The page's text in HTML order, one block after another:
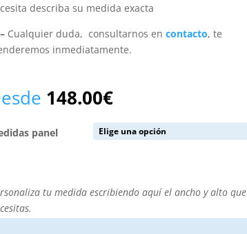
describa su medida exacta
Cualquier duda, consultarnos encontacto, te
inmediatamente.
148.00€
panel
tu medida escribiendo aquí el ancho y alto que